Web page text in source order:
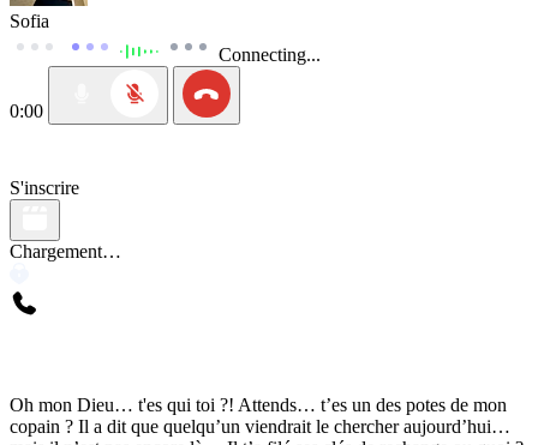
Sofia
Connecting...
0:00
S'inscrire
Chargement…
Oh mon Dieu… t'es qui toi ?! Attends… t’es un des potes de mon
copain ? Il a dit que quelqu’un viendrait le chercher aujourd’hui…